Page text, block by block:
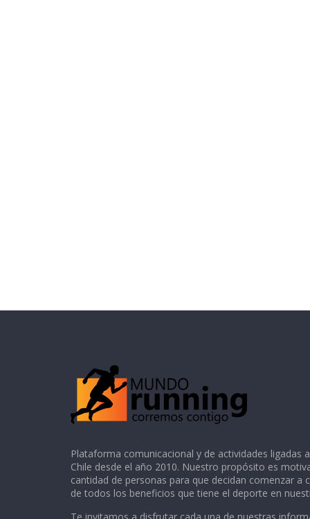
Plataforma comunicacional y de actividades ligadas
Chile desde el año 2010. Nuestro propósito es
cantidad de personas para que decidan comenzar a
de todos los beneficios que tiene el deporte en
Te invitamos a disfrutar cada una de nuestras